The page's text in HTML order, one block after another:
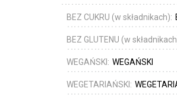
BEZ CUKRU (w składnikach):
BEZ GLUTENU (w
WEGAŃSKI: WEGAŃSKI
WEGETARIAŃSKI: